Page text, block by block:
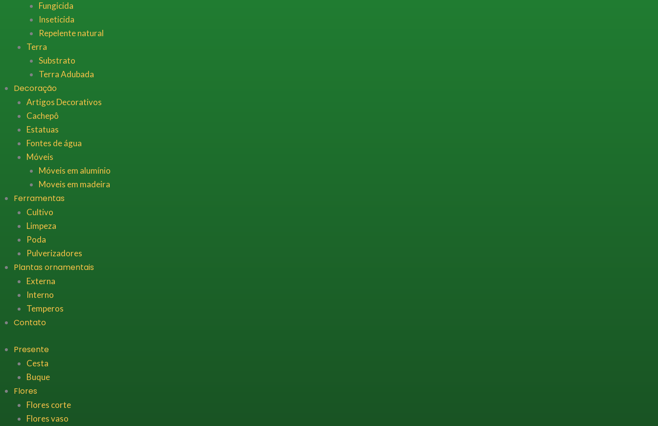
Fungicida
Inseticida
Repelente natural
Terra
Substrato
Terra Adubada
Decoração
Artigos Decorativos
Cachepô
Estatuas
Fontes de água
Móveis
Móveis em alumínio
Moveis em madeira
Ferramentas
Cultivo
Limpeza
Poda
Pulverizadores
Plantas ornamentais
Externa
Interno
Temperos
Contato
Presente
Cesta
Buque
Flores
Flores corte
Flores vaso